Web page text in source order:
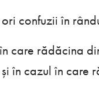
confuzii în
care rădăcina
în cazul în care